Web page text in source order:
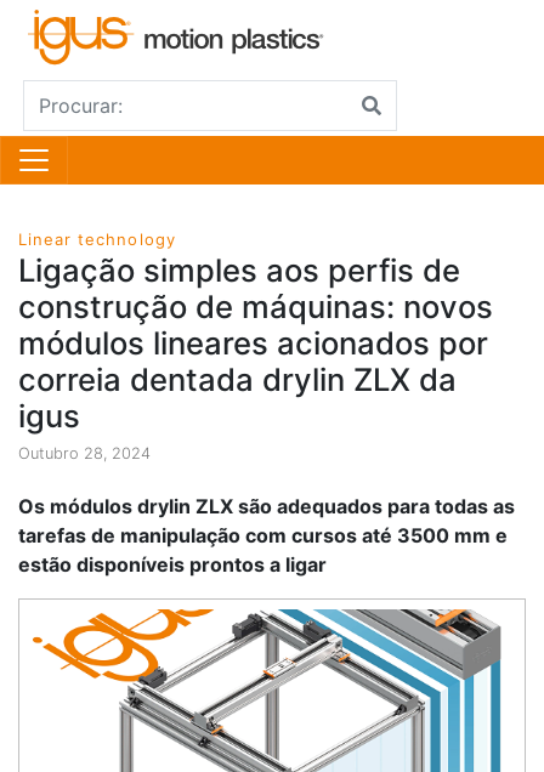
Linear technology
Ligação simples aos perfis de
construção de máquinas: novos
módulos lineares acionados por
correia dentada drylin ZLX da
igus
Outubro 28, 2024
Os módulos drylin ZLX são adequados para todas as
tarefas de manipulação com cursos até 3500 mm e
estão disponíveis prontos a ligar